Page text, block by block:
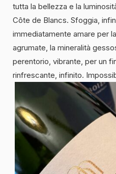
tutta la bellezza e la
Côte de Blancs. Sfoggia,
immediatamente amare per
agrumate, la mineralità
perentorio, vibrante, per un
rinfrescante, infinito.